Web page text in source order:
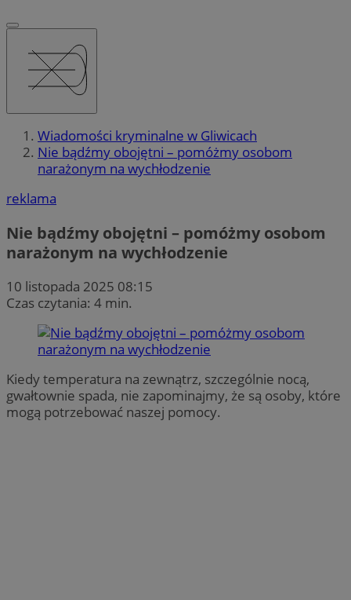
Wiadomości kryminalne w Gliwicach
Nie bądźmy obojętni – pomóżmy osobom
narażonym na wychłodzenie
reklama
Nie bądźmy obojętni – pomóżmy osobom
narażonym na wychłodzenie
10 listopada 2025 08:15
Czas czytania: 4 min.
Kiedy temperatura na zewnątrz, szczególnie nocą,
gwałtownie spada, nie zapominajmy, że są osoby, które
mogą potrzebować naszej pomocy.